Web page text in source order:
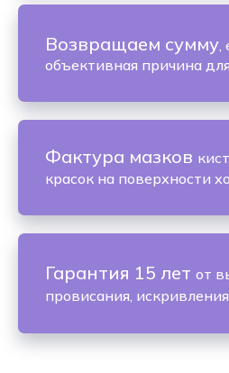
Возвращаем сумму,
объективная причина
Фактура мазков
красок на поверхности
Гарантия 15 лет от
провисания,